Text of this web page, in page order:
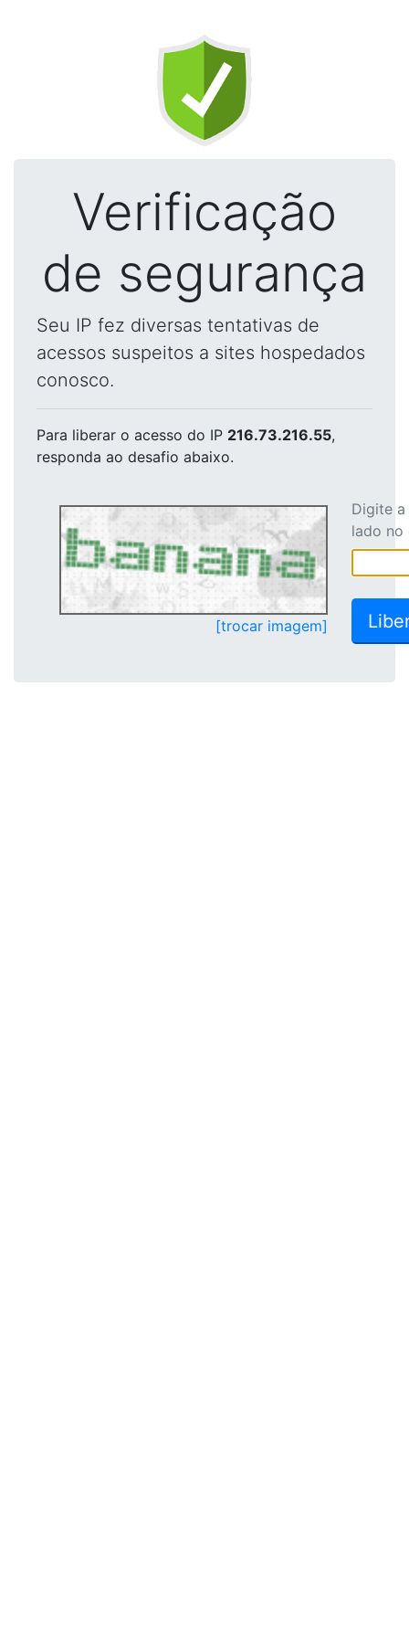
Verificação
de segurança
Seu IP fez diversas tentativas de
acessos suspeitos a sites hospedados
conosco.
Para liberar o acesso do IP 216.73.216.55,
responda ao desafio abaixo.
[trocar imagem]
Digite
lado no